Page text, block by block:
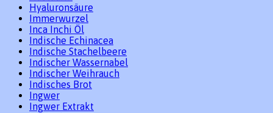
Hyaluronsäure
Immerwurzel
Inca Inchi Öl
Indische Echinacea
Indische Stachelbeere
Indischer Wassernabel
Indischer Weihrauch
Indisches Brot
Ingwer
Ingwer Extrakt